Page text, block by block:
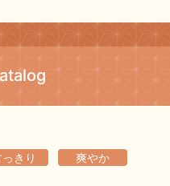
きり 爽やか